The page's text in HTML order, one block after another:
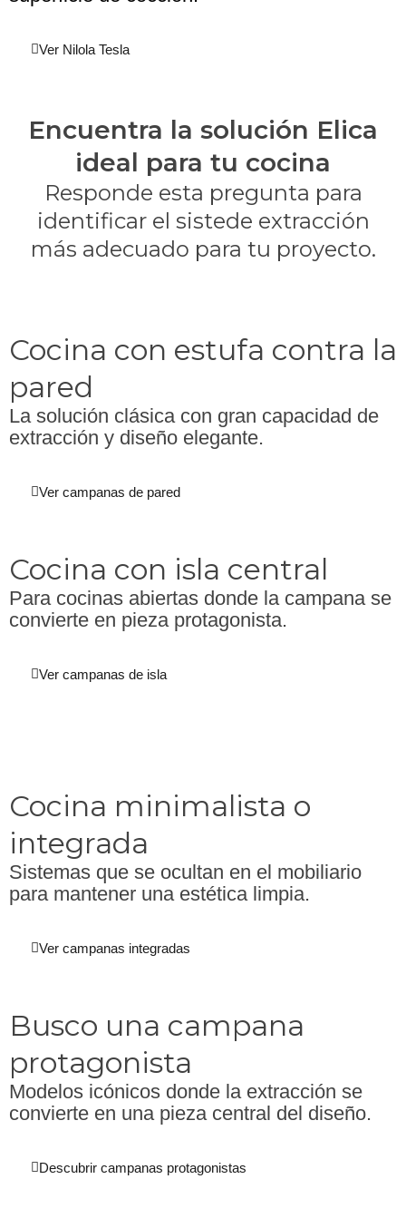
Ver Nilola Tesla
Encuentra la solución Elica
ideal para tu cocina
Responde esta pregunta para
identificar el sistede extracción
más adecuado para tu proyecto.
Cocina con estufa contra la
pared
La solución clásica con gran capacidad de
extracción y diseño elegante.
Ver campanas de pared
Cocina con isla central
Para cocinas abiertas donde la campana se
convierte en pieza protagonista.
Ver campanas de isla
Cocina minimalista o
integrada
Sistemas que se ocultan en el mobiliario
para mantener una estética limpia.
Ver campanas integradas
Busco una campana
protagonista
Modelos icónicos donde la extracción se
convierte en una pieza central del diseño.
Descubrir campanas protagonistas